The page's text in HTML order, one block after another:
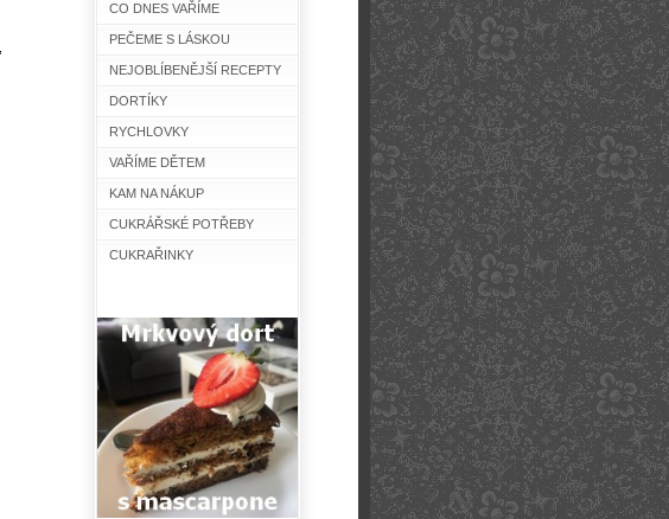
CO DNES VAŘÍME
PEČEME S LÁSKOU
NEJOBLÍBENĚJŠÍ RECEPTY
DORTÍKY
RYCHLOVKY
VAŘÍME DĚTEM
KAM NA NÁKUP
CUKRÁŘSKÉ POTŘEBY
CUKRAŘINKY